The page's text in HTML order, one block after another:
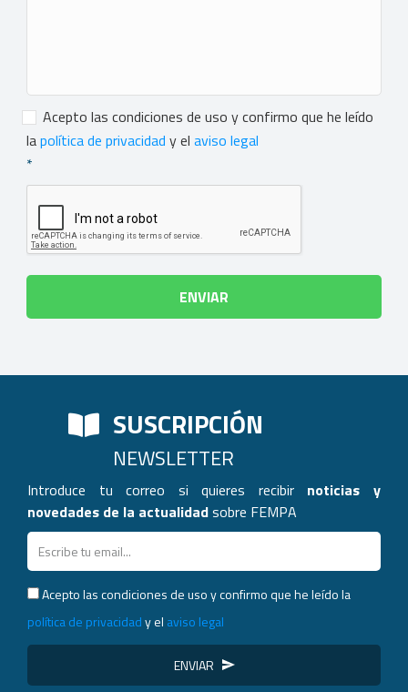
Consentimiento*
Acepto las condiciones de uso y confirmo que he leído
lapolítica de privacidad y el aviso legal
*
SUSCRIPCIÓN
NEWSLETTER
Introduce tu correo si quieres recibir noticias y
novedades de la actualidadsobre FEMPA
Acepto las condiciones de uso y confirmo que he leído la
política de privacidady el aviso legal
ENVIAR